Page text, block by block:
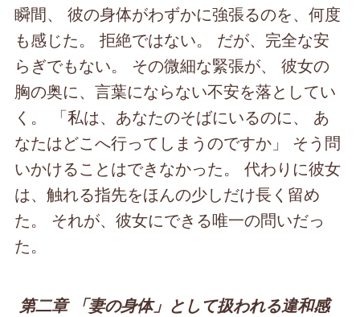
瞬間、 彼の身体がわずかに強張るのを、何度
も感じた。 拒絶ではない。 だが、完全な安
らぎでもない。 その微細な緊張が、 彼女の
胸の奥に、言葉にならない不安を落としてい
く。 「私は、あなたのそばにいるのに、 あ
なたはどこへ行ってしまうのですか」 そう問
いかけることはできなかった。 代わりに彼女
は、触れる指先をほんの少しだけ長く留め
た。 それが、彼女にできる唯一の問いだっ
た。
第二章 「妻の身体」として扱われる違和感